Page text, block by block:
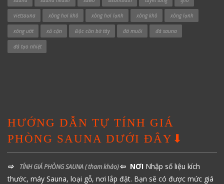
vietsauna xông hơi khô xông hơi lạnh xông khô xông lạnh
xông ướt xả cặn Độc cần bờ tây đá muối đá sauna
đá tạo nhiệt
HƯỚNG DẪN TỰ TÍNH GIÁ
PHÒNG SAUNA DƯỚI ĐÂY⬇
⇨ TÍNH GIÁ PHÒNG SAUNA( tham khảo)⇦ NƠI Nhập số liệu kích
thước, máy Sauna, loại gỗ, nơi lắp đặt. Bạn sẽ có được mức giá